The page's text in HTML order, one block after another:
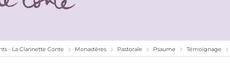
- La Clarinette Conte Monastères Pastorale Psaume Témoignage